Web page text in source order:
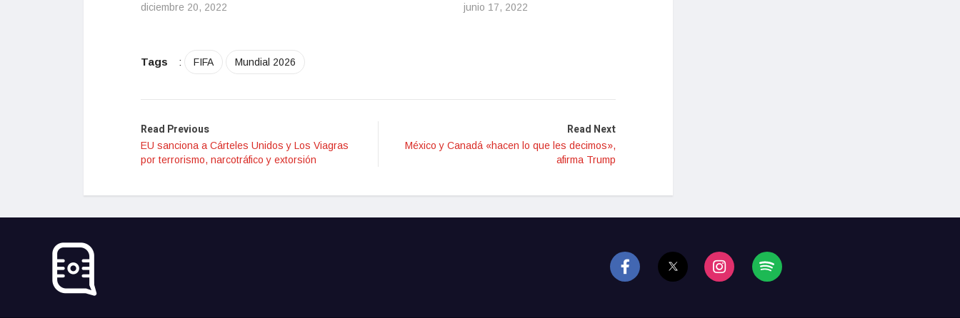
diciembre 20, 2022
junio 17, 2022
Tags : FIFA Mundial 2026
Read Previous
EU sanciona a Cárteles Unidos y Los Viagras
por terrorismo, narcotráfico y extorsión
Read Next
México y Canadá «hacen lo que les decimos»,
afirma Trump